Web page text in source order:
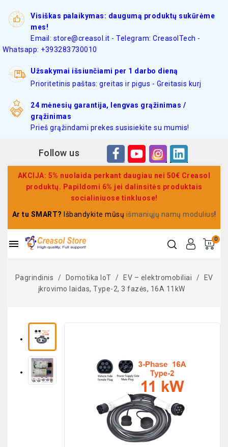
Visiškas palaikymas: daugumą produktų sukūrėme
mes!
Email: store@creasol.it - Telegram: CreasolTech -
Whatsapp: +393283730010
Užsakymai išsiunčiami per 1 darbo dieną
Prioritetinis paštas: greitas ir pigus - Greitasis kurj
24 mėnesių garantija, lengvas grąžinimas /
grąžinimas
Prieš grąžindami prekes susisiekite su mumis!
Follow us
AKCIJA: 5% nuolaida perkant daugiau nei 50€ Creasol
produktų. Papildomi 6% jei dalinsitės produktais
socialiniuose tinkluose!
Ar tu SMART? Išbandykite mūsų išmaniųjų namų modulius!
0

Pagrindinis Domotika IoT EV – elektromobiliai
EV
įkrovimo laidas, Type-2, 3 fazės, 16A 11kW